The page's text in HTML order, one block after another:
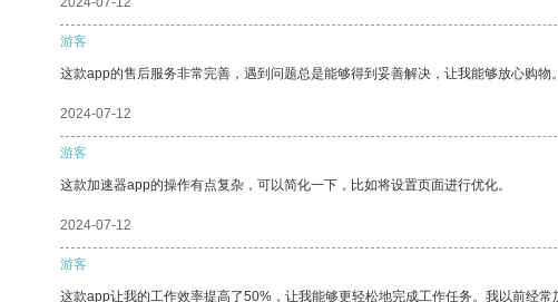
游客
这款app的售后服务非常完善，遇到问题总是能够得到妥善解决，让我能够放心购物。
2024-07-12
游客
这款加速器app的操作有点复杂，可以简化一下，比如将设置页面进行优化。
2024-07-12
游客
这款app让我的工作效率提高了50%，让我能够更轻松地完成工作任务。我以前经